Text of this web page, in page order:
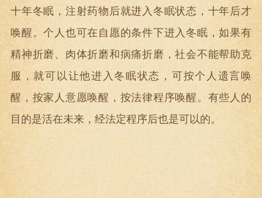
十年冬眠，注射药物后就进入冬眠状态，十年后才
唤醒。个人也可在自愿的条件下进入冬眠，如果有
精神折磨、肉体折磨和病痛折磨，社会不能帮助克
服，就可以让他进入冬眠状态，可按个人遗言唤
醒，按家人意愿唤醒，按法律程序唤醒。有些人的
目的是活在未来，经法定程序后也是可以的。